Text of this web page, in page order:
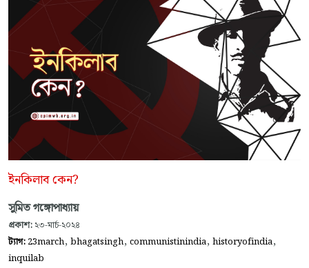
ইনকিলাব কেন?
সুমিত গঙ্গোপাধ্যায়
প্রকাশ: ২৩-মার্চ-২০২৪
ট্যাগ: 23march, bhagatsingh, communistinindia, historyofindia,
inquilab